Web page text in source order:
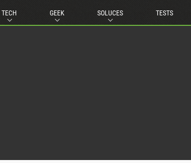
TECH GEEK SOLUCES TESTS